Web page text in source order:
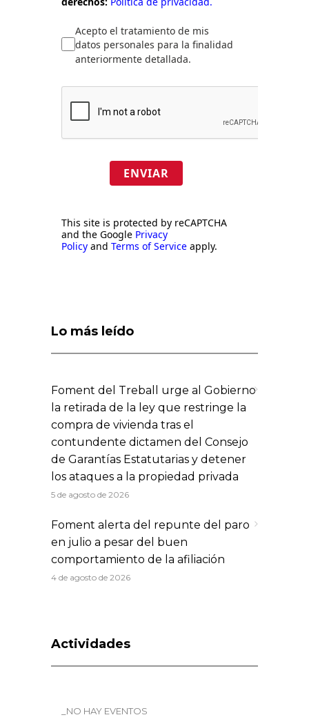
Acepto el tratamiento de mis
datos personales para la finalidad
anteriormente detallada.
ENVIAR
This site is protected by reCAPTCHA
and the Google Privacy
Policy and Terms of Service apply.
Lo más leído
Foment del Treball urge al Gobierno
la retirada de la ley que restringe la
compra de vivienda tras el
contundente dictamen del Consejo
de Garantías Estatutarias y detener
los ataques a la propiedad privada
5 de agosto de 2026
Foment alerta del repunte del paro
en julio a pesar del buen
comportamiento de la afiliación
4 de agosto de 2026
Actividades
_NO HAY EVENTOS